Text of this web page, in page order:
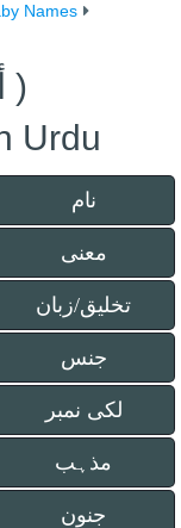
Names
)
Urdu
نام
معنی
تخلیق/زبان
جنس
لکی نمبر
مذہب
جنون